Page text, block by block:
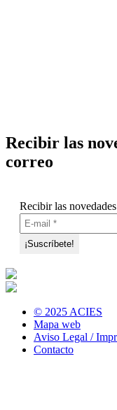
Recibir las
correo
Recibir las
© 2025 ACIES
Mapa web
Aviso Legal /
Contacto